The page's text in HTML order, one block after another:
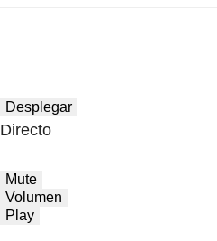
Desplegar
Directo
Mute
Volumen
Play